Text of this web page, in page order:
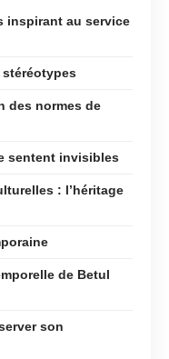
inspirant au service
stéréotypes
des normes de
sentent invisibles
: l’héritage
de Betul
son